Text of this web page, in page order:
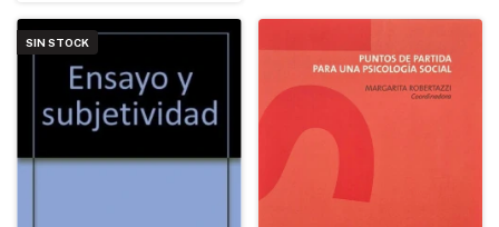
SIN STOCK